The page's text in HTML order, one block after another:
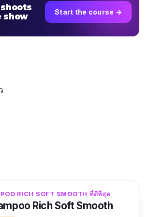
show
Start the course →
RICH SOFT SMOOTH ที่ดีที่สุด
Rich Soft Smooth